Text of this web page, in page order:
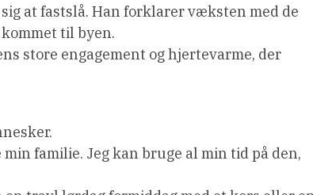
at fastslå. Han forklarer væksten med de
til byen.
store engagement og hjertevarme, der
familie. Jeg kan bruge al min tid på den,